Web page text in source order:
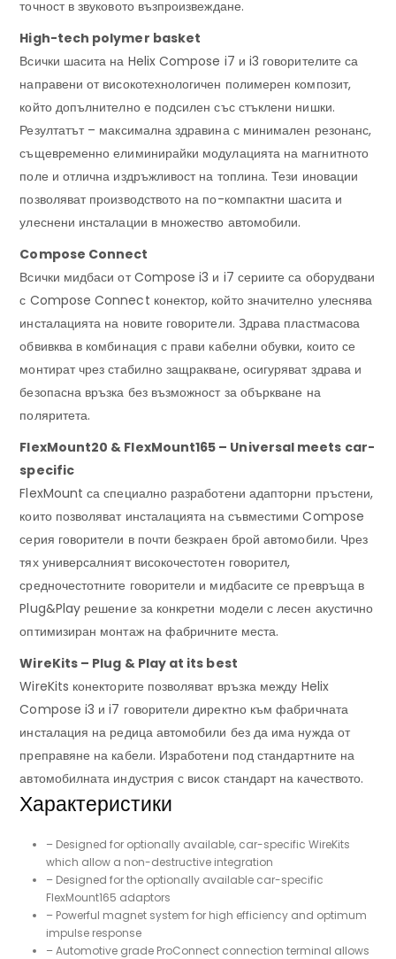
точност в звуковото възпроизвеждане.
High-tech polymer basket
Всички шасита на Helix Compose i7 и i3 говорителите са
направени от високотехнологичен полимерен композит,
който допълнително е подсилен със стъклени нишки.
Резултатът – максимална здравина с минимален резонанс,
същевременно елиминирайки модулацията на магнитното
поле и отлична издръжливост на топлина. Тези иновации
позволяват производството на по-компактни шасита и
улеснени инсталации в множество автомобили.
Compose Connect
Всички мидбаси от Compose i3 и i7 сериите са оборудвани
с Compose Connect конектор, който значително улеснява
инсталацията на новите говорители. Здрава пластмасова
обвивква в комбинация с прави кабелни обувки, които се
монтират чрез стабилно защракване, осигуряват здрава и
безопасна връзка без възможност за объркване на
поляритета.
FlexMount20 & FlexMount165 – Universal meets car-
specific
FlexMount са специално разработени адапторни пръстени,
които позволяват инсталацията на съвместими Compose
серия говорители в почти безкраен брой автомобили. Чрез
тях универсалният високочестотен говорител,
средночестотните говорители и мидбасите се превръща в
Plug&Play решение за конкретни модели с лесен акустично
оптимизиран монтаж на фабричните места.
WireKits – Plug & Play at its best
WireKits конекторите позволяват връзка между Helix
Compose i3 и i7 говорители директно към фабричната
инсталация на редица автомобили без да има нужда от
преправяне на кабели. Изработени под стандартните на
автомобилната индустрия с висок стандарт на качеството.
Характеристики
– Designed for optionally available, car-specific WireKits
which allow a non-destructive integration
– Designed for the optionally available car-specific
FlexMount165 adaptors
– Powerful magnet system for high efficiency and optimum
impulse response
– Automotive grade ProConnect connection terminal allows